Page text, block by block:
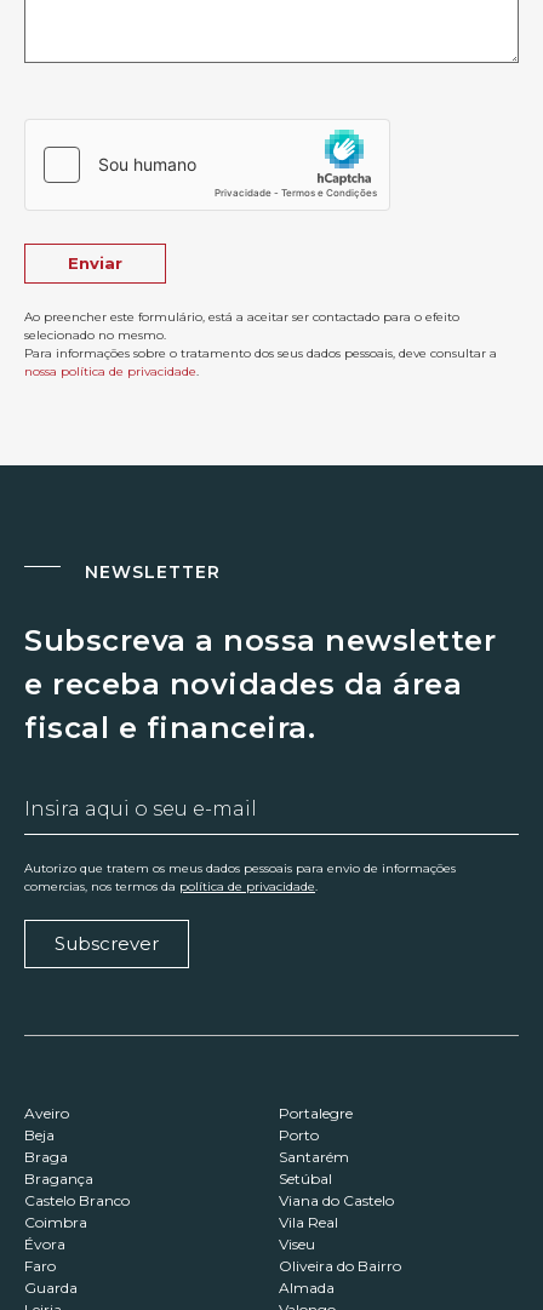
Ao preencher este formulário, está a aceitar ser contactado para o efeito
selecionado no mesmo.
Para informações sobre o tratamento dos seus dados pessoais, deve consultar a
nossa política de privacidade
NEWSLETTER
Subscreva a nossa newsletter
e receba novidades da área
fiscal e financeira.
Autorizo que tratem os meus dados pessoais para envio de informações
comercias, nos termos da política de privacidade
Subscrever
Aveiro
Beja
Braga
Bragança
Castelo Branco
Coimbra
Évora
Faro
Guarda
Portalegre
Porto
Santarém
Setúbal
Viana do Castelo
Vila Real
Viseu
Oliveira do Bairro
Almada